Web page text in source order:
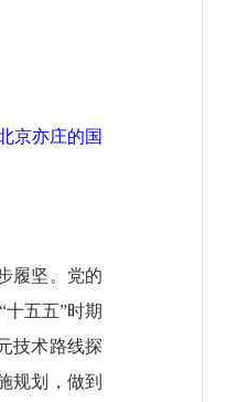
京亦庄的国
履坚。党的
五五”时期
技术路线探
规划，做到